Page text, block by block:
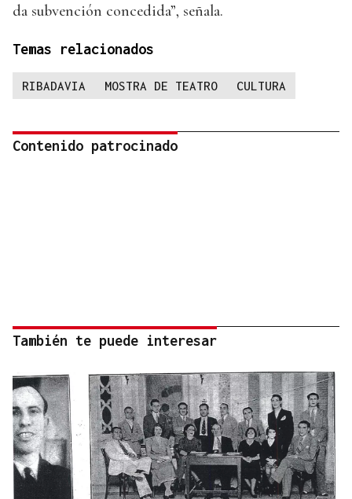
da subvención concedida”, señala.
Temas relacionados
RIBADAVIA MOSTRA DE TEATRO CULTURA
Contenido patrocinado
También te puede interesar